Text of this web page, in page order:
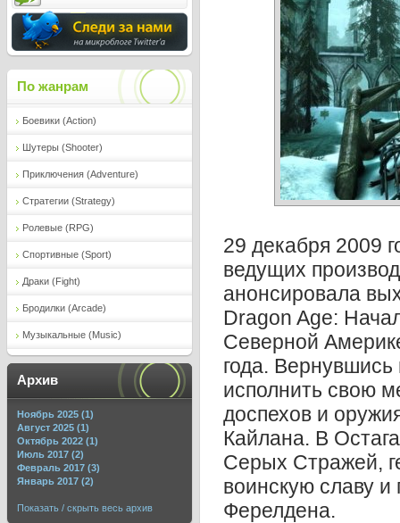
29 декабря 2009
ведущих
анонсировала
Dragon Age:
Северной
года. Вернувшись
исполнить свою
доспехов и
Кайлана. В
Серых Стражей,
воинскую славу и
Ферелдена.
По жанрам
Боевики (Action)
Шутеры (Shooter)
Приключения (Adventure)
Стратегии (Strategy)
Ролевые (RPG)
Спортивные (Sport)
Драки (Fight)
Бродилки (Arcade)
Музыкальные (Music)
Архив
Ноябрь 2025 (1)
Август 2025 (1)
Октябрь 2022 (1)
Июль 2017 (2)
Февраль 2017 (3)
Январь 2017 (2)
Показать / скрыть весь архив